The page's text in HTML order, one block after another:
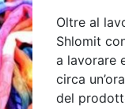
Oltre al
Shlomit
a lavorare
circa
del